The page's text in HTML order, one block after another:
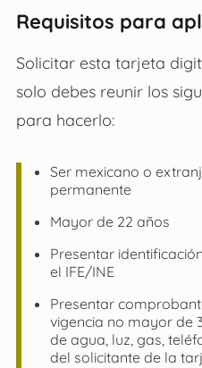
Requisitos para
Solicitar esta tarjeta
solo debes reunir los
para hacerlo:
Ser mexicano o
permanente
Mayor de 22 años
Presentar
el IFE/INE
Presentar
vigencia no mayor de
de agua, luz, gas,
del solicitante de la